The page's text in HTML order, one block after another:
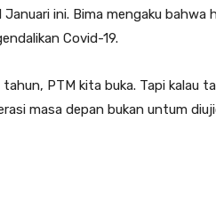
Januari ini. Bima mengaku
Covid-19.
PTM kita buka. Tapi kalau
masa depan bukan untum